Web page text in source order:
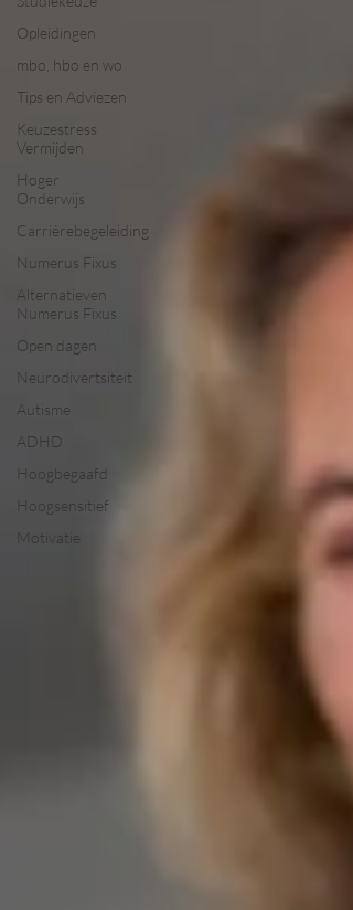
Opleidingen
mbo, hbo en wo
Tips en Adviezen
Keuzestress
Vermijden
Hoger
Onderwijs
Carrièrebegeleiding
Numerus Fixus
Alternatieven
Numerus Fixus
Open dagen
Neurodivertsiteit
Autisme
ADHD
Hoogbegaafd
Hoogsensitief
Motivatie